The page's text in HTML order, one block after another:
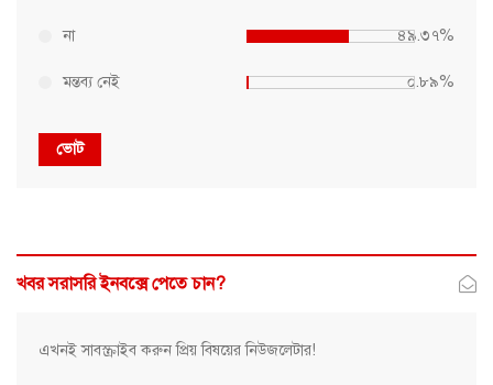
না ৪৯.৩৭%
মন্তব্য নেই ০.৮৯%
ভোট
খবর সরাসরি ইনবক্সে পেতে চান?
এখনই সাবস্ক্রাইব করুন প্রিয় বিষয়ের নিউজলেটার!